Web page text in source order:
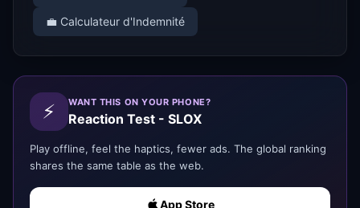
💼 Calculateur d'Indemnité
⚡ WANT THIS ON YOUR PHONE?
Reaction Test - SLOX
Play offline, feel the haptics, fewer ads. The global ranking
shares the same table as the web.
App Store